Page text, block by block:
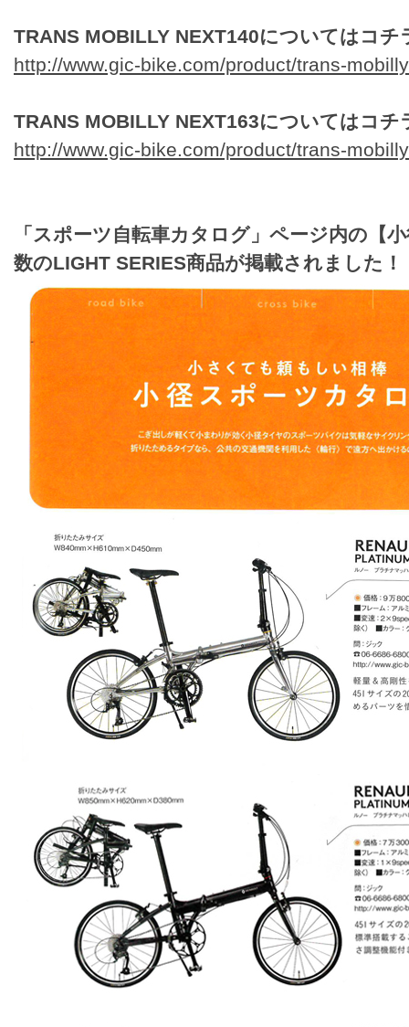
TRANS MOBILLY NEXT140についてはコチ
http://www.gic-bike.com/product/trans-
TRANS MOBILLY NEXT163についてはコチ
http://www.gic-bike.com/product/trans-
「スポーツ自転車カタログ」ページ内の【
数のLIGHT SERIES商品が掲載されました！